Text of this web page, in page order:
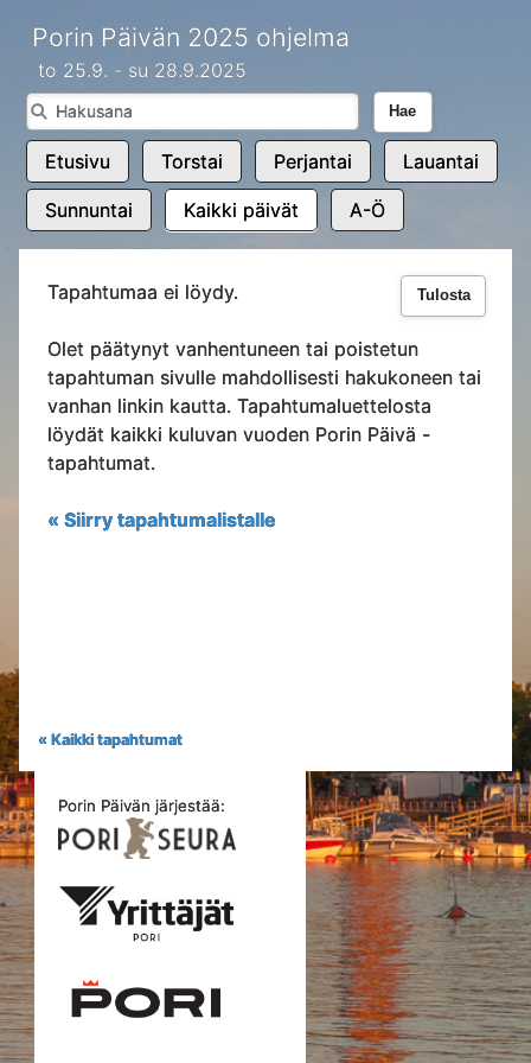
Porin Päivän 2025 ohjelma
to 25.9. - su 28.9.2025
Hae
Etusivu Torstai Perjantai Lauantai
Sunnuntai Kaikki päivät A-Ö
Tulosta
Tapahtumaa ei löydy.
Olet päätynyt vanhentuneen tai poistetun
tapahtuman sivulle mahdollisesti hakukoneen tai
vanhan linkin kautta. Tapahtumaluettelosta
löydät kaikki kuluvan vuoden Porin Päivä -
tapahtumat.
« Siirry tapahtumalistalle
« Kaikki tapahtumat
Porin Päivän järjestää: